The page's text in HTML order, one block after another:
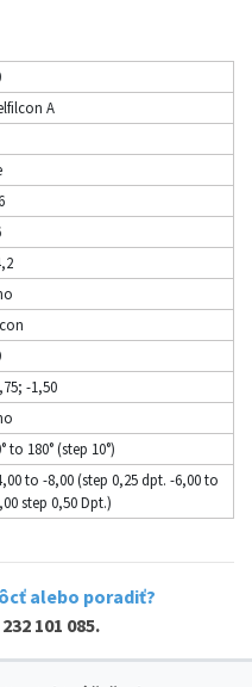
A
-1,50
to 180° (step 10°)
to -8,00 (step 0,25 dpt. -6,00 to
step 0,50 Dpt.)
alebo poradiť?
232 101 085.